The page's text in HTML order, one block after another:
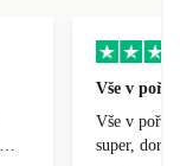
Vše v
Vše v
super,